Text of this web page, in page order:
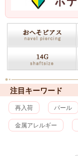
注目キーワード
再入荷 パール
金属アレルギー